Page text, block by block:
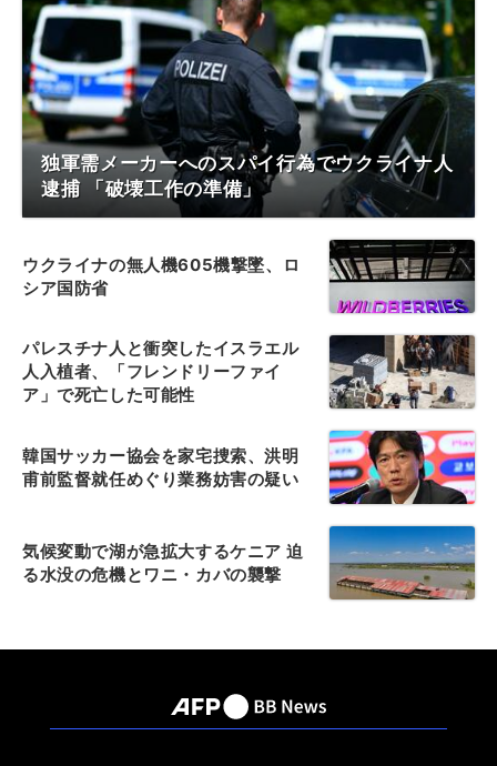
独軍需メーカーへのスパイ行為でウクライナ人
逮捕 「破壊工作の準備」
ウクライナの無人機605機撃墜、ロ
シア国防省
パレスチナ人と衝突したイスラエル
人入植者、「フレンドリーファイ
ア」で死亡した可能性
韓国サッカー協会を家宅捜索、洪明
甫前監督就任めぐり業務妨害の疑い
気候変動で湖が急拡大するケニア 迫
る水没の危機とワニ・カバの襲撃